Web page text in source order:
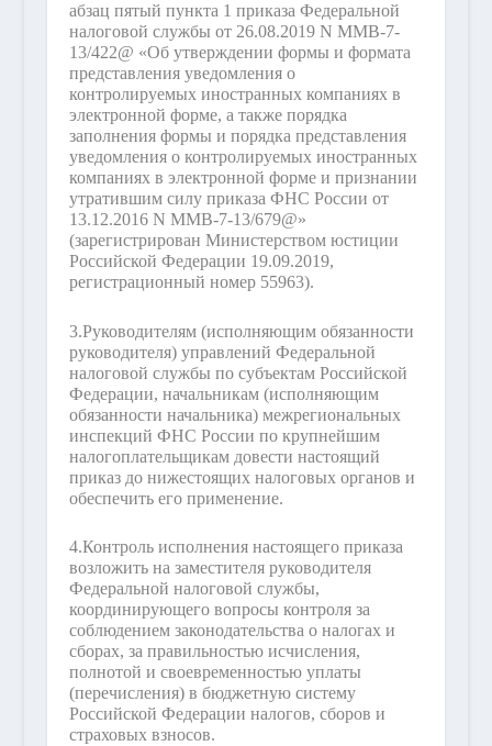
абзац пятый пункта 1 приказа Федеральной
налоговой службы от 26.08.2019 N ММВ-7-
13/422@ «Об утверждении формы и формата
представления уведомления о
контролируемых иностранных компаниях в
электронной форме, а также порядка
заполнения формы и порядка представления
уведомления о контролируемых иностранных
компаниях в электронной форме и признании
утратившим силу приказа ФНС России от
13.12.2016 N ММВ-7-13/679@»
(зарегистрирован Министерством юстиции
Российской Федерации 19.09.2019,
регистрационный номер 55963).
3.Руководителям (исполняющим обязанности
руководителя) управлений Федеральной
налоговой службы по субъектам Российской
Федерации, начальникам (исполняющим
обязанности начальника) межрегиональных
инспекций ФНС России по крупнейшим
налогоплательщикам довести настоящий
приказ до нижестоящих налоговых органов и
обеспечить его применение.
4.Контроль исполнения настоящего приказа
возложить на заместителя руководителя
Федеральной налоговой службы,
координирующего вопросы контроля за
соблюдением законодательства о налогах и
сборах, за правильностью исчисления,
полнотой и своевременностью уплаты
(перечисления) в бюджетную систему
Российской Федерации налогов, сборов и
страховых взносов.